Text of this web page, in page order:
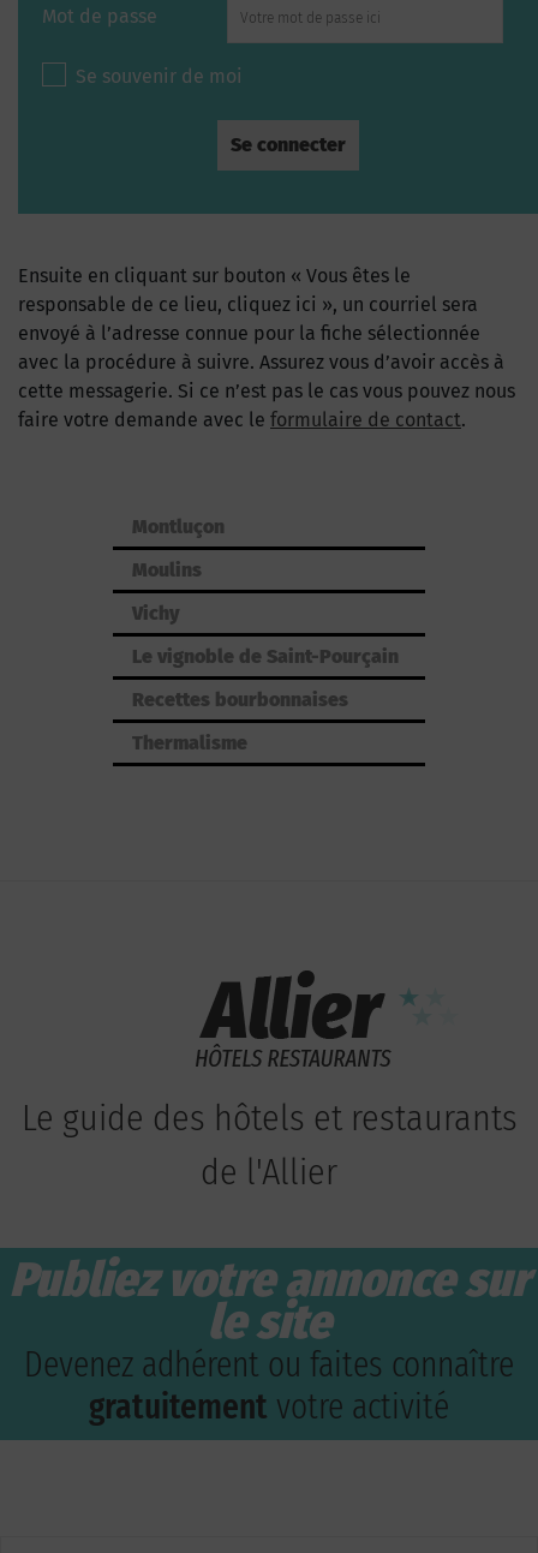
Mot de passe
Se souvenir de moi
Ensuite en cliquant sur bouton « Vous êtes le
responsable de ce lieu, cliquez ici », un courriel sera
envoyé à l’adresse connue pour la fiche sélectionnée
avec la procédure à suivre. Assurez vous d’avoir accès à
cette messagerie. Si ce n’est pas le cas vous pouvez nous
faire votre demande avec le formulaire de contact.
Montluçon
Moulins
Vichy
Le vignoble de Saint-Pourçain
Recettes bourbonnaises
Thermalisme
Le guide des hôtels et restaurants
de l'Allier
Publiez votre annonce sur
le site
Devenez adhérent ou faites connaître
gratuitement votre activité